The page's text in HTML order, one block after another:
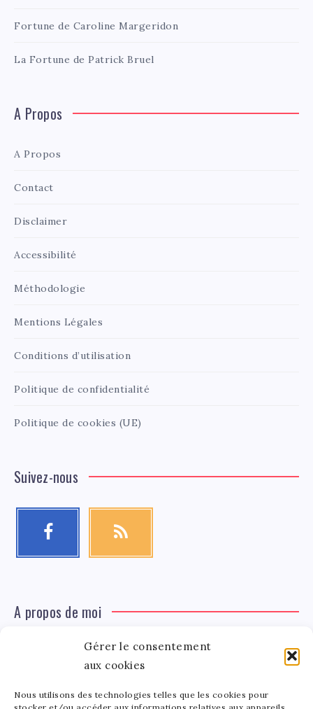
Gérer le consentement
aux cookies
Nous utilisons des technologies telles que les cookies pour
Fortune de Caroline Margeridon
La Fortune de Patrick Bruel
A Propos
A Propos
Contact
Disclaimer
Accessibilité
Méthodologie
Mentions Légales
Conditions d’utilisation
Politique de confidentialité
Politique de cookies (UE)
Suivez-nous
A propos de moi
Léa Tinger
Fondatrice